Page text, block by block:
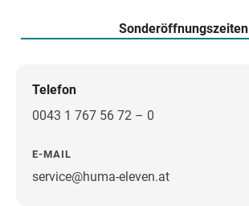
Sonderöffnungszeiten
Telefon
0043 1 767 56 72 – 0
E-MAIL
service@huma-eleven.atWegbeschreibung